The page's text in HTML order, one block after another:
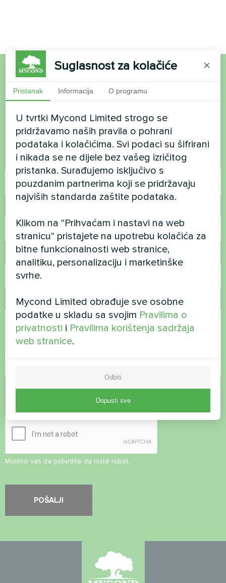
Želite kupiti ili imate
pitanja?
Kontaktirajte nas i mi ćemo vam pomoći
Ime
E-pošta
Komentar
Sigurnosna provjera*
Molimo vas da potvrdite da niste robot.
Suglasnost za kolačiće ×
Pristanak Informacija O programu
U tvrtki Mycond Limited strogo se
pridržavamo naših pravila o pohrani
podataka i kolačićima. Svi podaci su šifrirani
i nikada se ne dijele bez vašeg izričitog
pristanka. Surađujemo isključivo s
pouzdanim partnerima koji se pridržavaju
najviših standarda zaštite podataka.
Klikom na "Prihvaćam i nastavi na web
stranicu" pristajete na upotrebu kolačića za
bitne funkcionalnosti web stranice,
analitiku, personalizaciju i marketinške
svrhe.
Mycond Limited obrađuje sve osobne
podatke u skladu sa svojim Pravilima o
privatnosti i Pravilima korištenja sadržaja
web stranice.
Odbiti
Dopusti sve